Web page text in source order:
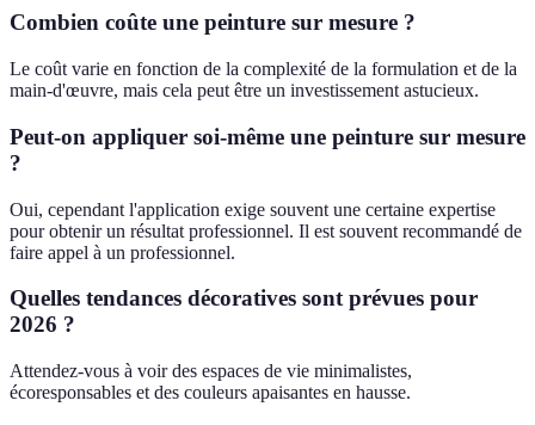
Combien coûte une peinture sur mesure ?
Le coût varie en fonction de la complexité de la formulation et de la
main-d'œuvre, mais cela peut être un investissement astucieux.
Peut-on appliquer soi-même une peinture sur mesure
?
Oui, cependant l'application exige souvent une certaine expertise
pour obtenir un résultat professionnel. Il est souvent recommandé de
faire appel à un professionnel.
Quelles tendances décoratives sont prévues pour
2026 ?
Attendez-vous à voir des espaces de vie minimalistes,
écoresponsables et des couleurs apaisantes en hausse.